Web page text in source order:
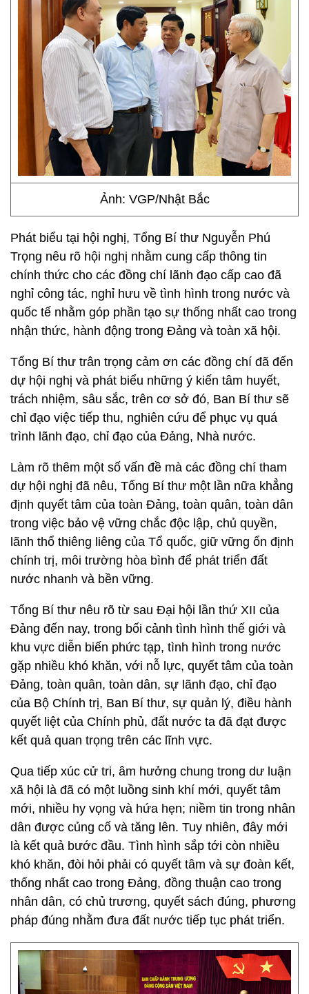
Ảnh: VGP/Nhật Bắc
Phát biểu tại hội nghị, Tổng Bí thư Nguyễn Phú
Trọng nêu rõ hội nghị nhằm cung cấp thông tin
chính thức cho các đồng chí lãnh đạo cấp cao đã
nghỉ công tác, nghỉ hưu về tình hình trong nước và
quốc tế nhằm góp phần tạo sự thống nhất cao trong
nhận thức, hành động trong Đảng và toàn xã hội.
Tổng Bí thư trân trọng cảm ơn các đồng chí đã đến
dự hội nghị và phát biểu những ý kiến tâm huyết,
trách nhiệm, sâu sắc, trên cơ sở đó, Ban Bí thư sẽ
chỉ đạo việc tiếp thu, nghiên cứu để phục vụ quá
trình lãnh đạo, chỉ đạo của Đảng, Nhà nước.
Làm rõ thêm một số vấn đề mà các đồng chí tham
dự hội nghị đã nêu, Tổng Bí thư một lần nữa khẳng
định quyết tâm của toàn Đảng, toàn quân, toàn dân
trong việc bảo vệ vững chắc độc lập, chủ quyền,
lãnh thổ thiêng liêng của Tổ quốc, giữ vững ổn định
chính trị, môi trường hòa bình để phát triển đất
nước nhanh và bền vững.
Tổng Bí thư nêu rõ từ sau Đại hội lần thứ XII của
Đảng đến nay, trong bối cảnh tình hình thế giới và
khu vực diễn biến phức tạp, tình hình trong nước
gặp nhiều khó khăn, với nỗ lực, quyết tâm của toàn
Đảng, toàn quân, toàn dân, sự lãnh đạo, chỉ đạo
của Bộ Chính trị, Ban Bí thư, sự quản lý, điều hành
quyết liệt của Chính phủ, đất nước ta đã đạt được
kết quả quan trọng trên các lĩnh vực.
Qua tiếp xúc cử tri, âm hưởng chung trong dư luận
xã hội là đã có một luồng sinh khí mới, quyết tâm
mới, nhiều hy vọng và hứa hẹn; niềm tin trong nhân
dân được củng cố và tăng lên. Tuy nhiên, đây mới
là kết quả bước đầu. Tình hình sắp tới còn nhiều
khó khăn, đòi hỏi phải có quyết tâm và sự đoàn kết,
thống nhất cao trong Đảng, đồng thuận cao trong
nhân dân, có chủ trương, quyết sách đúng, phương
pháp đúng nhằm đưa đất nước tiếp tục phát triển.